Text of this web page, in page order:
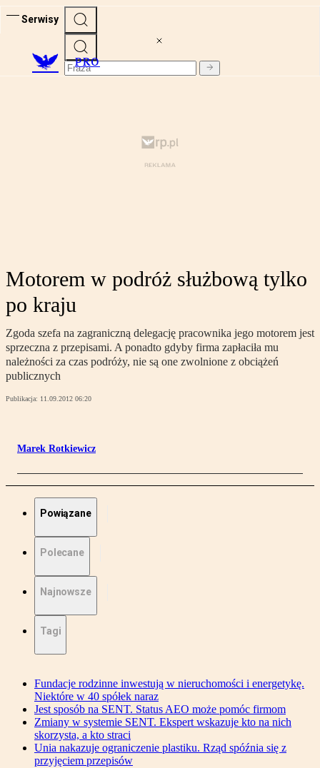
Serwisy
PRO
Motorem w podróż służbową tylko
po kraju
Zgoda szefa na zagraniczną delegację pracownika jego motorem jest
sprzeczna z przepisami. A ponadto gdyby firma zapłaciła mu
należności za czas podróży, nie są one zwolnione z obciążeń
publicznych
Publikacja: 11.09.2012 06:20
Marek Rotkiewicz
Powiązane
Polecane
Najnowsze
Tagi
Fundacje rodzinne inwestują w nieruchomości i energetykę.
Niektóre w 40 spółek naraz
Jest sposób na SENT. Status AEO może pomóc firmom
Zmiany w systemie SENT. Ekspert wskazuje kto na nich
skorzysta, a kto straci
Unia nakazuje ograniczenie plastiku. Rząd spóźnia się z
przyjęciem przepisów